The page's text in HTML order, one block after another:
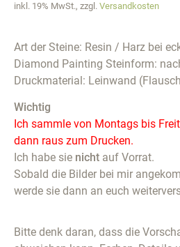
inkl. 19% MwSt., zzgl. Versandkosten
Art der Steine: Resin / Harz bei
Diamond Painting Steinform:
Druckmaterial: Leinwand
Wichtig
Ich sammle von Montags bis
dann raus zum Drucken.
Ich habe sie nicht auf Vorrat.
Sobald die Bilder bei mir
werde sie dann an euch
Bitte denk daran, dass die